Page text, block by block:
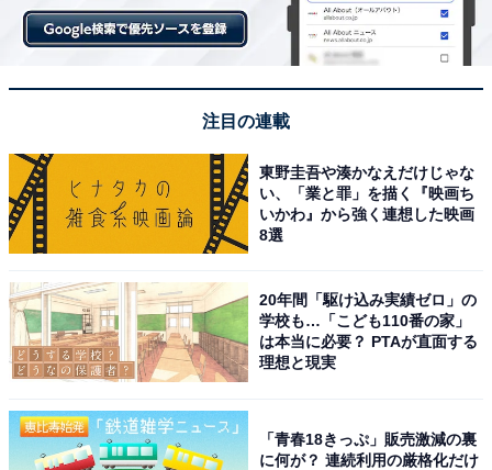
注目の連載
東野圭吾や湊かなえだけじゃな
い、「業と罪」を描く『映画ち
いかわ』から強く連想した映画
8選
20年間「駆け込み実績ゼロ」の
学校も…「こども110番の家」
は本当に必要？ PTAが直面する
理想と現実
「青春18きっぷ」販売激減の裏
に何が？ 連続利用の厳格化だけ